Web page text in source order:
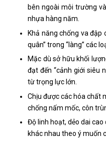
bên ngoài môi trường
nhựa hàng năm.
Khả năng chống va đập
quân” trong “làng” các
Mặc dù sở hữu khối
đạt đến “cảnh giới siêu
từ trọng lực lớn.
Chịu được các hóa chất
chống nấm mốc, côn
Độ linh hoạt, dẻo dai
khác nhau theo ý muốn